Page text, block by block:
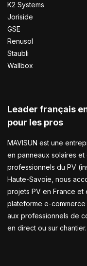
K2 Systems
Joriside
GSE
Renusol
Staubli
Wallbox
Leader français
pour les pros
MAVISUN est une
en panneaux solaires
professionnels du PV
Haute-Savoie, nous
projets PV en France et
plateforme e-
aux professionnels de
en direct ou sur chantier.